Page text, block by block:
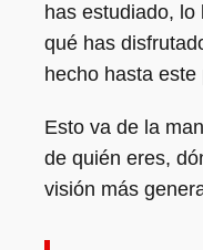
has estudiado,
qué has
hecho hasta
Esto va de la
de quién eres,
visión más